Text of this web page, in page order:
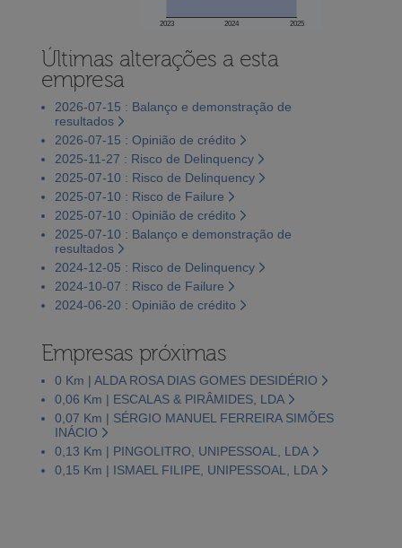
2023 2024 2025
Últimas alterações a esta
empresa
2026-07-15 : Balanço e demonstração de
resultados
2026-07-15 : Opinião de crédito
2025-11-27 : Risco de Delinquency
2025-07-10 : Risco de Delinquency
2025-07-10 : Risco de Failure
2025-07-10 : Opinião de crédito
2025-07-10 : Balanço e demonstração de
resultados
2024-12-05 : Risco de Delinquency
2024-10-07 : Risco de Failure
2024-06-20 : Opinião de crédito
Empresas próximas
0 Km | ALDA ROSA DIAS GOMES DESIDÉRIO
0,06 Km | ESCALAS & PIRÂMIDES, LDA
0,07 Km | SÉRGIO MANUEL FERREIRA SIMÕES
INÁCIO
0,13 Km | PINGOLITRO, UNIPESSOAL, LDA
0,15 Km | ISMAEL FILIPE, UNIPESSOAL, LDA